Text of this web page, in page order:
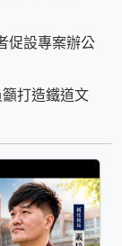
促設專案辦公
打造鐵道文